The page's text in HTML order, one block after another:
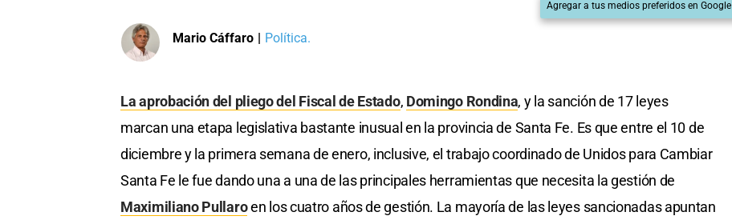
Agregar a tus medios preferidos en Google
Mario Cáffaro | Política.
La aprobación del pliego del Fiscal de Estado, Domingo Rondina, y la sanción de 17 leyes
marcan una etapa legislativa bastante inusual en la provincia de Santa Fe. Es que entre el 10 de
diciembre y la primera semana de enero, inclusive, el trabajo coordinado de Unidos para Cambiar
Santa Fe le fue dando una a una de las principales herramientas que necesita la gestión de
Maximiliano Pullaroen los cuatro años de gestión. La mayoría de las leyes sancionadas apuntan